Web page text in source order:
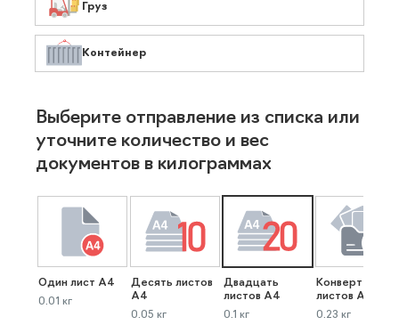
Груз
Контейнер
Выберите отправление из списка или
уточните количество и вес
документов в килограммах
Один лист А4
0.01 кг
Десять листов
А4
0.05 кг
Двадцать
листов А4
0.1 кг
Конверт до 40
листов А4
0.23 кг